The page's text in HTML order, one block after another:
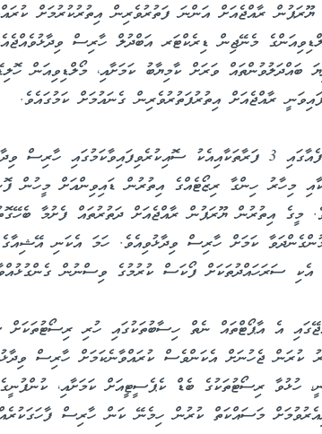
ޔޫރަޕުން ރާއްޖެއަށް އަންނަ ފަތުރުވެރިން އިތުރުކުރުމަށް
މެނޭޖިން ޑިރެކްޓަރ އަބްދުލް ހާރިސް
ބައްދަލުވުންތައް ވަރަށް ކާމިޔާބު ކަމަށާއި، މޯލްޑިވިއަން
ރާއްޖެއަށް އިތުރުފަތުރުވެރިން ގެނައުމަށް ކަމުގައެވެ.
މިގޮތުން އައިޓީބީ ފެއާގައި 3 ފަރާތަކާއިއެކު
މިހާރު ހިންގާ ރިޒޯޓެއްގެ އިތުރުން ޑައިވިންއަށް މީހުން
މީގެ އިތުރުން ޔޫރަޕުން ރާއްޖެއަށް ދަތުރުތައް ފެށުމާ
ކަމަށް ހާރިސް ވިދާޅުވިއެވެ. ހަމަ އެކަނި
އެކި ސަރަހައްދުތަކަށް ފޯކަސް ކުރުމުގެ ވިސްނުން
އެ އާޕޯޓްތައް ނެތް ހިސާބުތަކުގައި ހުރި ރިސޯޓުތަކަށް
ކުރަން ޖެހުނަށް އެކަންވެސް ކުރައްވާނެކަމަށް ހާރިސް
ހުޅުވާ ރިސޯޓުތަކުގެ ބެޑް ކެޕެސީޓީއަށް ކަމަށާއި،
މަސައްކަތް ކުރުން ހިމެނޭ ކަން ހާރިސް